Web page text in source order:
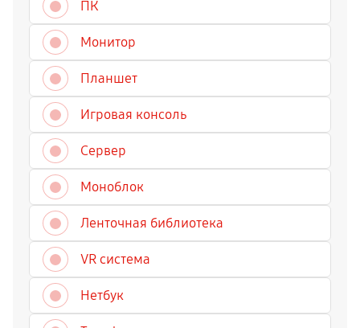
ПК
Монитор
Планшет
Игровая консоль
Сервер
Моноблок
Ленточная библиотека
VR система
Нетбук